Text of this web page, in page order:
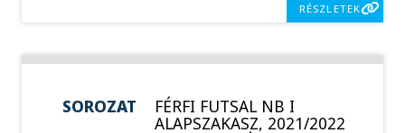
RÉSZLETEK
SOROZAT FÉRFI FUTSAL NB I
ALAPSZAKASZ, 2021/2022